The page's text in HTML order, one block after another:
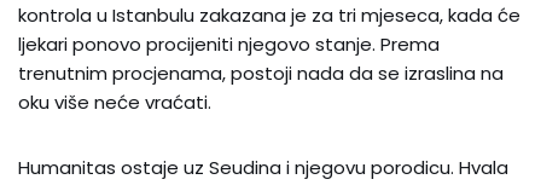
kontrola u Istanbulu zakazana je za tri mjeseca, kada će
ljekari ponovo procijeniti njegovo stanje. Prema
trenutnim procjenama, postoji nada da se izraslina na
oku više neće vraćati.
Humanitas ostaje uz Seudina i njegovu porodicu. Hvala